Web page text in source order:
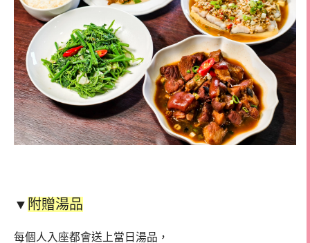
▼ 附贈湯品
每個人入座都會送上當日湯品，